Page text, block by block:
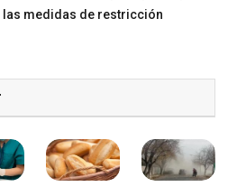
las medidas de restricción